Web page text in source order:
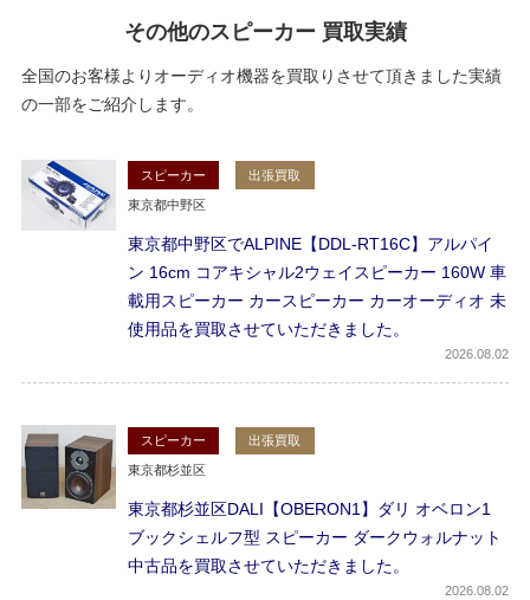
その他のスピーカー 買取実績
全国のお客様よりオーディオ機器を買取りさせて頂きました実績
の一部をご紹介します。
スピーカー 出張買取
東京都中野区
東京都中野区でALPINE【DDL-RT16C】アルパイ
ン 16cm コアキシャル2ウェイスピーカー 160W 車
載用スピーカー カースピーカー カーオーディオ 未
使用品を買取させていただきました。
2026 08.02
スピーカー 出張買取
東京都杉並区
東京都杉並区DALI【OBERON1】ダリ オベロン1
ブックシェルフ型 スピーカー ダークウォルナット
中古品を買取させていただきました。
2026 08.02